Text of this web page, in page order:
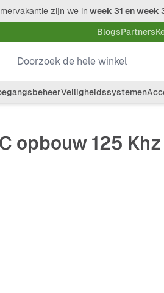
zijn we in week 31 en week
BlogsPartners
Doorzoek de hele winkel
Veiligheidssystemen
opbouw 125 Khz